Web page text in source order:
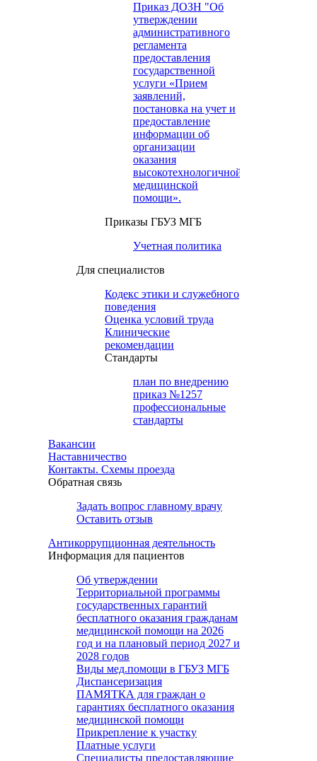
Приказ ДОЗН "Об
утверждении
административного
регламента
предоставления
государственной
услуги «Прием
заявлений,
постановка на учет и
предоставление
информации об
организации
оказания
высокотехнологичной
медицинской
помощи».
Приказы ГБУЗ МГБ
Учетная политика
Для специалистов
Кодекс этики и служебного
поведения
Оценка условий труда
Клинические
рекомендации
Cтандарты
план по внедрению
приказ №1257
профессиональные
стандарты
Вакансии
Наставничество
Контакты. Схемы проезда
Обратная связь
Задать вопрос главному врачу
Оставить отзыв
Антикоррупционная деятельность
Информация для пациентов
Об утверждении
Территориальной программы
государственных гарантий
бесплатного оказания гражданам
медицинской помощи на 2026
год и на плановый период 2027 и
2028 годов
Виды мед.помощи в ГБУЗ МГБ
Диспансеризация
ПАМЯТКА для граждан о
гарантиях бесплатного оказания
медицинской помощи
Прикрепление к участку
Платные услуги
Специалисты предоставляющие